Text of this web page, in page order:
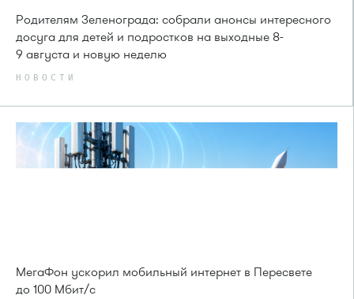
Родителям Зеленограда: собрали анонсы интересного
досуга для детей и подростков на выходные 8-
9 августа и новую неделю
НОВОСТИ
МегаФон ускорил мобильный интернет в Пересвете
до 100 Мбит/с